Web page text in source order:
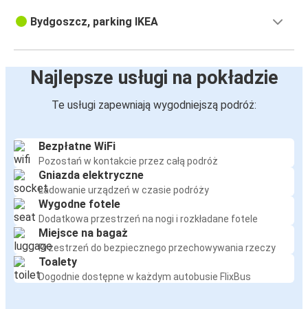
Bydgoszcz, parking IKEA
Najlepsze usługi na pokładzie
Te usługi zapewniają wygodniejszą podróż:
Bezpłatne WiFi
Pozostań w kontakcie przez całą podróż
Gniazda elektryczne
Ładowanie urządzeń w czasie podróży
Wygodne fotele
Dodatkowa przestrzeń na nogi i rozkładane fotele
Miejsce na bagaż
Przestrzeń do bezpiecznego przechowywania rzeczy
Toalety
Dogodnie dostępne w każdym autobusie FlixBus